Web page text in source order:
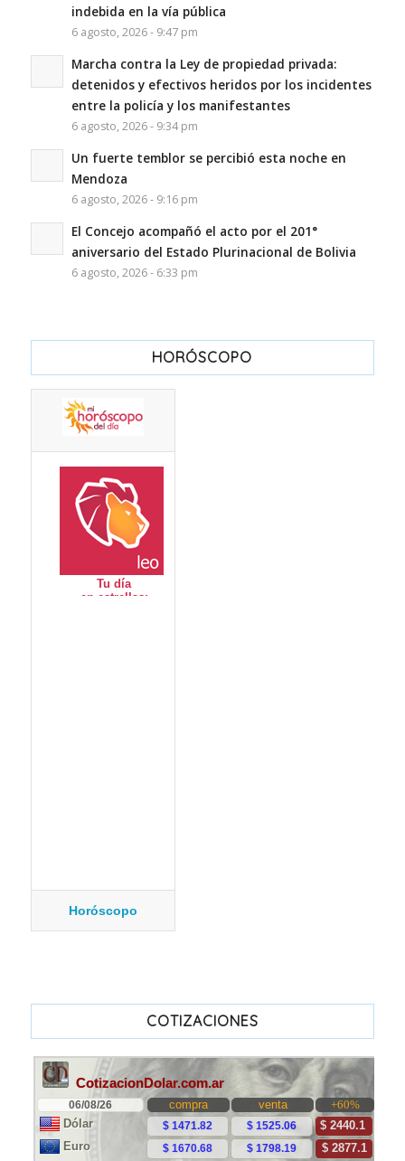
indebida en la vía pública
6 agosto, 2026 - 9:47 pm
Marcha contra la Ley de propiedad privada:
detenidos y efectivos heridos por los incidentes
entre la policía y los manifestantes
6 agosto, 2026 - 9:34 pm
Un fuerte temblor se percibió esta noche en
Mendoza
6 agosto, 2026 - 9:16 pm
El Concejo acompañó el acto por el 201°
aniversario del Estado Plurinacional de Bolivia
6 agosto, 2026 - 6:33 pm
HORÓSCOPO
Horóscopo
COTIZACIONES